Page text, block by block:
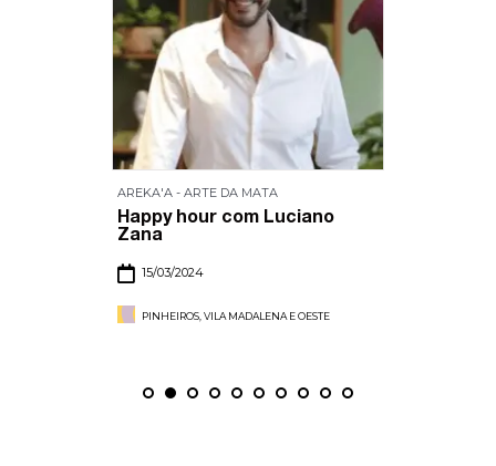
AREKA'A - ARTE DA MATA
Happy hour com Luciano
Zana
15/03/2024
PINHEIROS, VILA MADALENA E OESTE